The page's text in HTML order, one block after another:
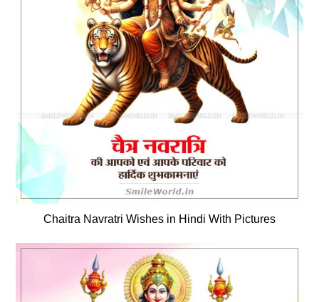
Chaitra Navratri Wishes in Hindi With Pictures